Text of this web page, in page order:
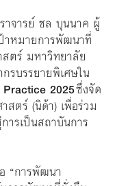
จารย์ ชล บุนนาค ผู้
าหมายการพัฒนาที่
สตร์ มหาวิทยาลัย
รบรรยายพิเศษใน
2025ซึ่งจัด
ตร์ (นิด้า) เพื่อร่วม
รเป็นสถาบันการ
“การพัฒนา